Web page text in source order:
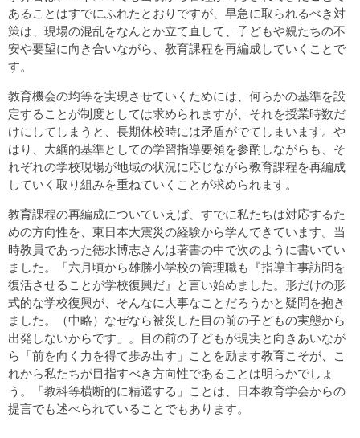
あることはすでにふれたとおりですが、早急に取られるべき対
策は、現場の混乱をなんとか立て直して、子どもや親たちの不
安や要望に向き合いながら、教育課程を再編成していくことで
す。
教育機会の均等を実現させていくためには、何らかの基準を設
定することが制度としては求められますが、それを授業時数だ
けにしてしまうと、長期休校時には矛盾がでてしまいます。や
はり、大綱的基準としての学習指導要領を参酌しながらも、そ
れぞれの学校現場が地域の状況に応じながら教育課程を再編成
していく取り組みを重ねていくことが求められます。
教育課程の再編成についていえば、すでに私たちは対応するた
めの方向性を、東日本大震災の経験から学んできています。当
時教員であった徳水博志さんは著書の中で次のように書いてい
ました。「六月頃から雄勝小学校の管理職も『指導主事訪問を
復活させることが学校復興だ』と言い始めました。形だけの形
式的な学校復興が、そんなに大事なことだろうかと疑問を抱き
ました。（中略）なぜなら被災した目の前の子どもの実態から
出発しないからです」。目の前の子どもが現実と向きあいなが
ら「前を向く力を得て歩み出す」ことを励ます教育こそが、こ
れから私たちが目指すべき方向性であることは明らかでしょ
う。「教科等横断的に精選する」ことは、日本教育学会からの
提言でも述べられていることでもあります。